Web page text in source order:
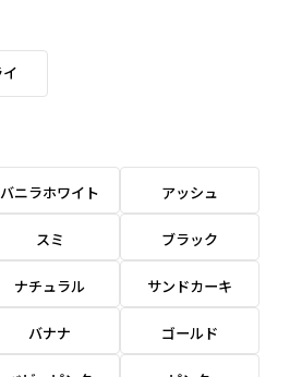
イ
バニラホワイト アッシュ
スミ ブラック
ナチュラル サンドカーキ
バナナ ゴールド
て入稿してください。［
（要画像確認）［ +298円
をお送りします。ご確認のお
に製作開始いたします。
円 ］
］
が可能です。
確認）［+1,298円］
リム(45x180)
標準サイズでは大きすぎると
る本数を増やしたい場合はこ
ておりスリムな印象を受けま
リム(180x45)
標準サイズでは大きすぎると
る本数を増やしたい場合はこ
ておりスリムな印象を受けま
チチ無し
上右チチと
左棒袋縫い
上棒袋縫い
（上のみ）
上下棒袋縫い
（上と下）
トメ上下4つ
（+1営業日）
上棒袋縫い
（上のみ）
その他
分割）の場合だと
スリットが入ります